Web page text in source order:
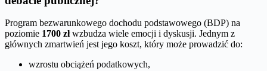
Program bezwarunkowego dochodu podstawowego (BDP) na
poziomie 1700 złwzbudza wiele emocji i dyskusji. Jednym z
głównych zmartwień jest jego koszt, który może prowadzić do:
wzrostu obciążeń podatkowych,